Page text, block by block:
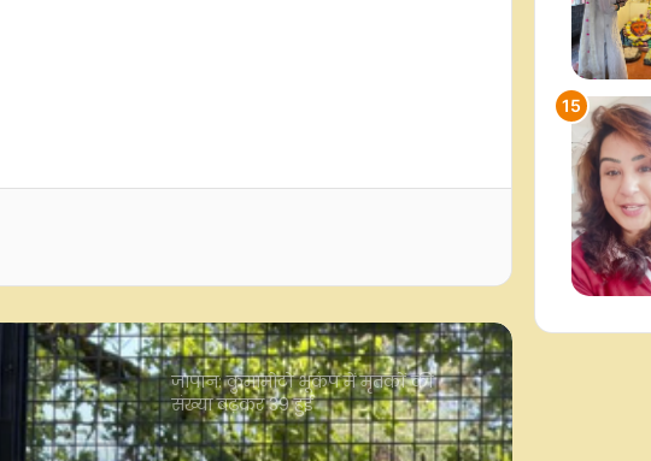
संक्रमित पक्षियों की संख्या पहुंची 200 पार
संयुक्त राष्ट्र के 'पैलेस डेस नेशंस' परिसर
पहुंचे पांच भारतीय मोर, निभाई गई परंपरा